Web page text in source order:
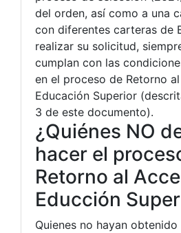
del orden, así como a una
con diferentes carteras de
realizar su solicitud,
cumplan con las
en el proceso de Retorno
Educación Superior
3 de este documento).
¿Quiénes NO
hacer el
Retorno al
Educción
Quienes no hayan